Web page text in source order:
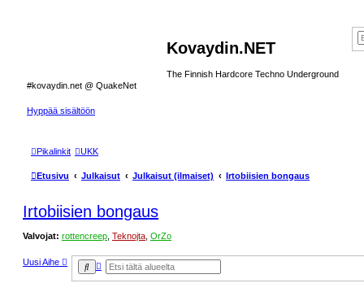
Kovaydin.NET
The Finnish Hardcore Techno Underground
#kovaydin.net @ QuakeNet
Hyppää sisältöön
Pikalinkit UKK
Etusivu Julkaisut Julkaisut (ilmaiset) Irtobiisien bongaus
Irtobiisien bongaus
Valvojat: rottencreep Teknojta OrZo
Uusi Aihe
E
t
T
a
r